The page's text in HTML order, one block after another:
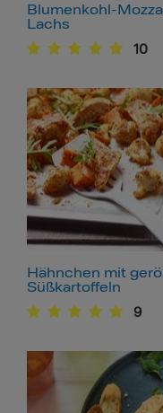
Blumenkohl-
Lachs
10
Hähnchen mit
Süßkartoffeln
9